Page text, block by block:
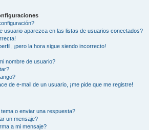
usuario aparezca en las listas de usuarios conectados?
¡pero la hora sigue siendo incorrecto!
nombre de usuario?
de e-mail de un usuario, ¡me pide que me registre!
o enviar una respuesta?
un mensaje?
a mi mensaje?